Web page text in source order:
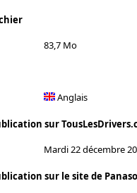
83,7 Mo
Anglais
sur
Mardi 22 décembre
sur le site de